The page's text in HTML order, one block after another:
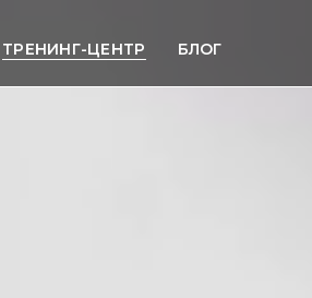
ТРЕНИНГ-ЦЕНТР БЛОГ